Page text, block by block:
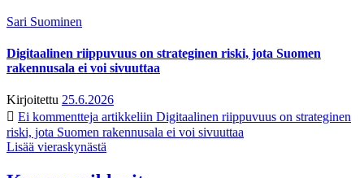
Sari Suominen
Digitaalinen riippuvuus on strateginen riski, jota Suomen
rakennusala ei voi sivuuttaa
Kirjoitettu 25.6.2026
Ei kommentteja artikkeliin Digitaalinen riippuvuus on strateginen
riski, jota Suomen rakennusala ei voi sivuuttaa
Lisää vieraskynästä